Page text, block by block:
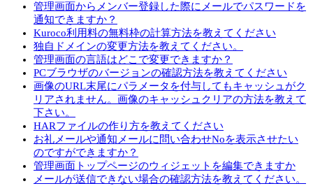
管理画面からメンバー登録した際にメールでパスワードを
通知できますか？
Kuroco利用料の無料枠の計算方法を教えてください
独自ドメインの変更方法を教えてください。
管理画面の言語はどこで変更できますか？
PCブラウザのバージョンの確認方法を教えてください
画像のURL末尾にパラメータを付与してもキャッシュがク
リアされません。画像のキャッシュクリアの方法を教えて
下さい。
HARファイルの作り方を教えてください
お礼メールや通知メールに問い合わせNoを表示させたい
のですができますか？
管理画面トップページのウィジェットを編集できますか
メールが送信できない場合の確認方法を教えてください。